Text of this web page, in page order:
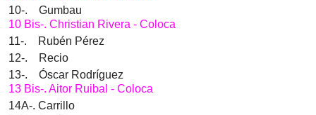
10-. Gumbau
10 Bis-. Christian Rivera - Coloca
11-. Rubén Pérez
12-. Recio
13-. Óscar Rodríguez
13 Bis-. Aitor Ruibal - Coloca
14A-. Carrillo